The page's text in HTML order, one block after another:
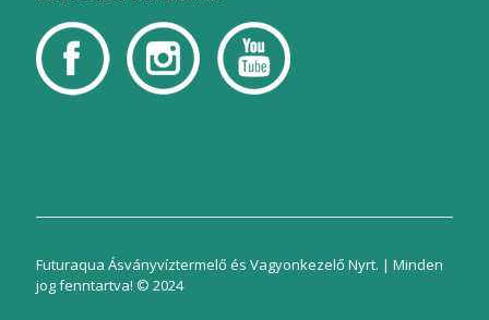
Futuraqua Ásványvíztermelő és Vagyonkezelő Nyrt. | Minden
jog fenntartva! © 2024